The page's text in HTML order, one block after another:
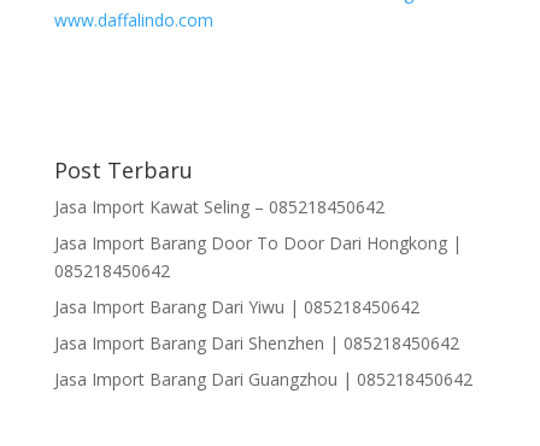
www.daffalindo.com
Post Terbaru
Jasa Import Kawat Seling – 085218450642
Jasa Import Barang Door To Door Dari Hongkong |
085218450642
Jasa Import Barang Dari Yiwu | 085218450642
Jasa Import Barang Dari Shenzhen | 085218450642
Jasa Import Barang Dari Guangzhou | 085218450642